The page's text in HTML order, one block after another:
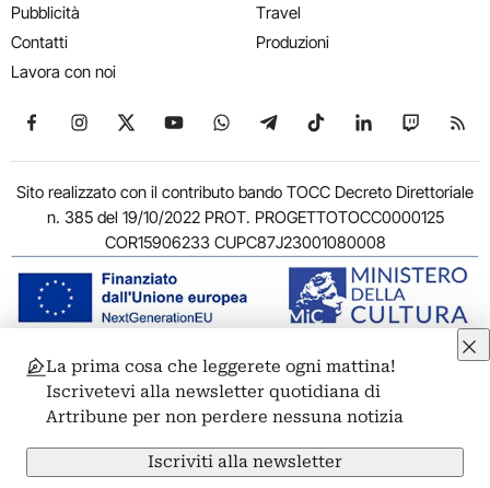
Pubblicità
Contatti
Lavora con noi
Travel
Produzioni
Seguici su Facebook
Seguici su Instagram
Seguici su X
Seguici su YouTube
Seguici su WhatsApp
Seguici su Telegram
Seguici su TikTok
Seguici su
Seguici
Sito realizzato con il contributo bando TOCC Decreto Direttoriale
n. 385 del 19/10/2022 PROT. PROGETTOTOCC0000125
COR15906233 CUPC87J23001080008
© 2011-2026 ARTRIBUNE srl – Corso Vittorio Emanuele II, 287 –
00186 Roma - P.I. 11381581005
Privacy: Responsabile della protezione dei dati personali
ARTRIBUNE srl – Corso Vittorio Emanuele II, 287 – 00186 Roma
Termini e condizioniPrivacy PolicyCookie PolicyCredits
La prima cosa che leggerete ogni mattina!
Iscrivetevi alla newsletter quotidiana di
Artribune per non perdere nessuna notizia
Iscriviti alla newsletter